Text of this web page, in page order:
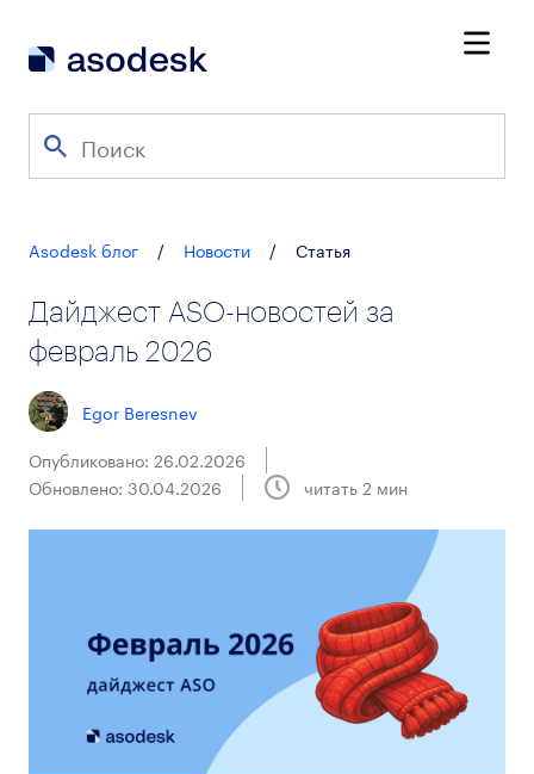
Asodesk блог / Новости / Статья
Дайджест ASO-новостей за
февраль 2026
Egor Beresnev
Опубликовано: 26.02.2026
Обновлено: 30.04.2026
читать 2 мин